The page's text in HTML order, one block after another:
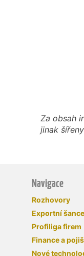
Za obsah
jinak
Navigace
Rozhovory
Exportní šance
Profiliga firem
Finance a
Nové